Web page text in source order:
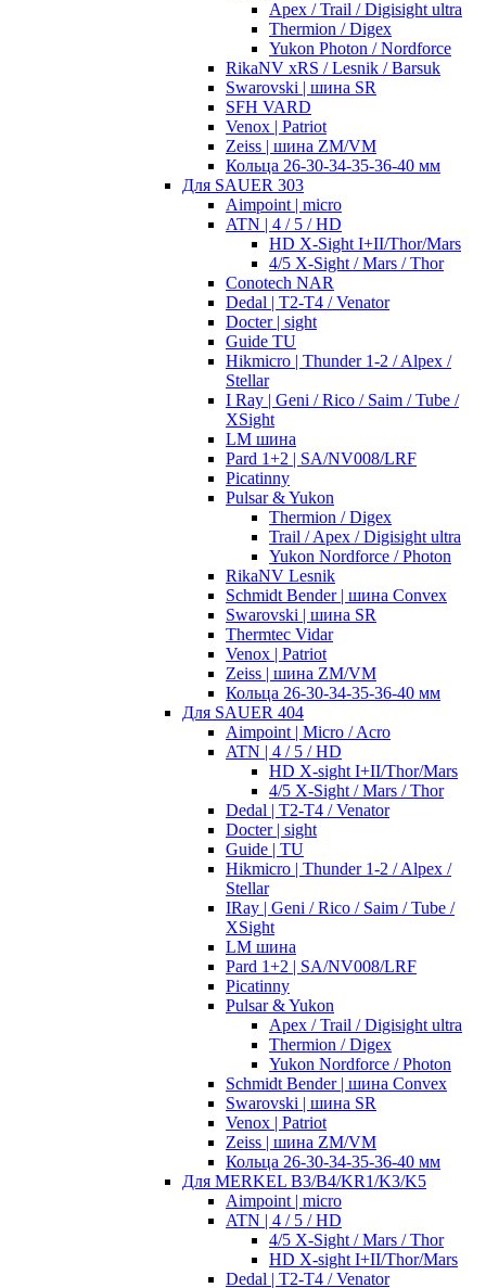
Apex / Trail / Digisight ultra
Thermion / Digex
Yukon Photon / Nordforce
RikaNV xRS / Lesnik / Barsuk
Swarovski | шина SR
SFH VARD
Venox | Patriot
Zeiss | шина ZM/VM
Кольца 26-30-34-35-36-40 мм
Для SAUER 303
Aimpoint | micro
ATN | 4 / 5 / HD
HD X-Sight I+II/Thor/Mars
4/5 X-Sight / Mars / Thor
Conotech NAR
Dedal | T2-T4 / Venator
Docter | sight
Guide TU
Hikmicro | Thunder 1-2 / Alpex /
Stellar
I Ray | Geni / Rico / Saim / Tube /
XSight
LM шина
Pard 1+2 | SA/NV008/LRF
Picatinny
Pulsar & Yukon
Thermion / Digex
Trail / Apex / Digisight ultra
Yukon Nordforce / Photon
RikaNV Lesnik
Schmidt Bender | шина Convex
Swarovski | шина SR
Thermtec Vidar
Venox | Patriot
Zeiss | шина ZM/VM
Кольца 26-30-34-35-36-40 мм
Для SAUER 404
Aimpoint | Micro / Acro
ATN | 4 / 5 / HD
HD X-sight I+II/Thor/Mars
4/5 X-Sight / Mars / Thor
Dedal | T2-T4 / Venator
Docter | sight
Guide | TU
Hikmicro | Thunder 1-2 / Alpex /
Stellar
IRay | Geni / Rico / Saim / Tube /
XSight
LM шина
Pard 1+2 | SA/NV008/LRF
Picatinny
Pulsar & Yukon
Apex / Trail / Digisight ultra
Thermion / Digex
Yukon Nordforce / Photon
Schmidt Bender | шина Convex
Swarovski | шина SR
Venox | Patriot
Zeiss | шина ZM/VM
Кольца 26-30-34-35-36-40 мм
Для MERKEL B3/B4/KR1/K3/K5
Aimpoint | micro
ATN | 4 / 5 / HD
4/5 X-Sight / Mars / Thor
HD X-sight I+II/Thor/Mars
Dedal | T2-T4 / Venator